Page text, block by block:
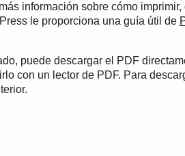
información sobre cómo
le proporciona una guía útil de
puede descargar el PDF
con un lector de PDF. Para